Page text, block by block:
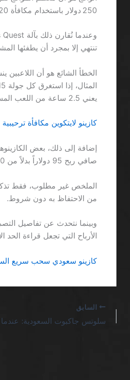
250 دولار باستخدام مكافأة 20 دولار، ستحصل فقط على 100 دولار من صافي ربح.
تنتهي إلا بمجرد أن يطفئها
الخطأ الشائع هو أن
يعني 2.5 ساعة من اللعب المستمر.
كازينو لايتكوين مكافأة ترحيبية SA: الحقيقة القاسية وراء العروض اللامعة
صافي ربح 95 دولاراً بدلاً من 100 دولار.
من الاحتفاظ به دون شروط.
وبينما نتحدث عن تفاصيل
الأرباح التي تجعل قراءة الحد
كازينو سعودي سحب سريع
السابق